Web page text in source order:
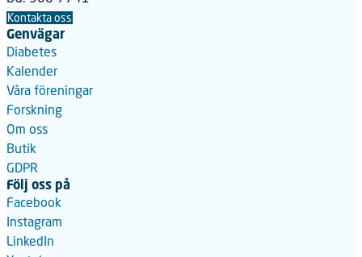
Kontakta oss
Genvägar
Diabetes
Kalender
Våra föreningar
Forskning
Om oss
Butik
GDPR
Följ oss på
Facebook
Instagram
LinkedIn